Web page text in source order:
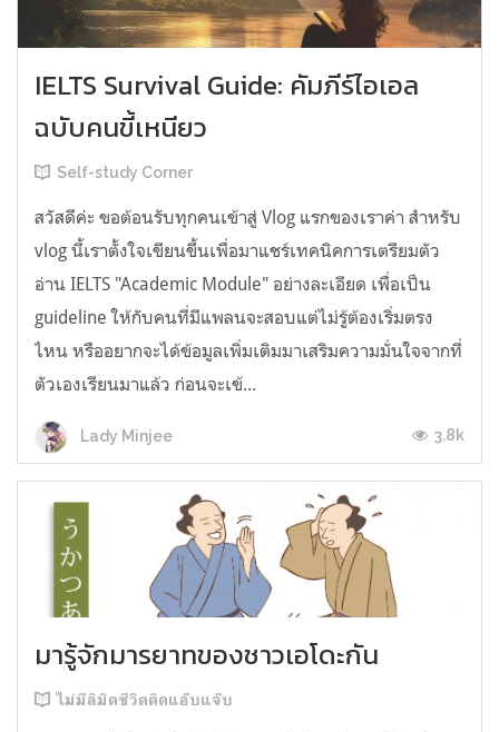
IELTS Survival Guide: คัมภีร์ไอเอล
ฉบับคนขี้เหนียว
Self-study Corner
สวัสดีค่ะ ขอต้อนรับทุกคนเข้าสู่ Vlog แรกของเราค่า สำหรับ
vlog นี้เราตั้งใจเขียนขึ้นเพื่อมาแชร์เทคนิคการเตรียมตัว
อ่าน IELTS "Academic Module" อย่างละเอียด เพื่อเป็น
guideline ให้กับคนที่มีแพลนจะสอบแต่ไม่รู้ต้องเริ่มตรง
ไหน หรืออยากจะได้ข้อมูลเพิ่มเติมมาเสริมความมั่นใจจากที่
ตัวเองเรียนมาแล้ว ก่อนจะเข้...
Lady Minjee 3.8k
มารู้จักมารยาทของชาวเอโดะกัน
ไม่มีลิมิตชีวิตติดแอ๊บแจ๊บ